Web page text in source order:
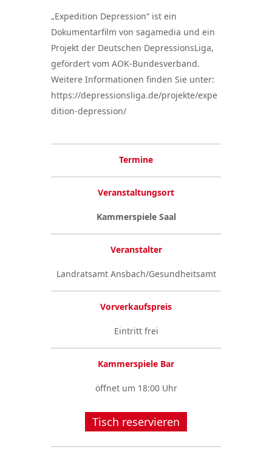
„Expedition Depression“ ist ein
Dokumentarfilm von sagamedia und ein
Projekt der Deutschen DepressionsLiga,
gefördert vom AOK-Bundesverband.
Weitere Informationen finden Sie unter:
https://depressionsliga.de/projekte/expe
dition-depression/
Termine
Veranstaltungsort
Kammerspiele Saal
Veranstalter
Landratsamt Ansbach/Gesundheitsamt
Vorverkaufspreis
Eintritt frei
Kammerspiele Bar
öffnet um 18:00 Uhr
Tisch reservieren